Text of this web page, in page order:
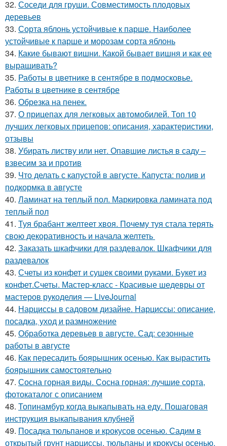
32. Соседи для груши. Совместимость плодовых
деревьев
33. Сорта яблонь устойчивые к парше. Наиболее
устойчивые к парше и морозам сорта яблонь
34. Какие бывают вишни. Какой бывает вишня и как ее
выращивать?
35. Работы в цветнике в сентябре в подмосковье.
Работы в цветнике в сентябре
36. Обрезка на пенек.
37. О прицепах для легковых автомобилей. Топ 10
лучших легковых прицепов: описания, характеристики,
отзывы
38. Убирать листву или нет. Опавшие листья в саду –
взвесим за и против
39. Что делать с капустой в августе. Капуста: полив и
подкормка в августе
40. Ламинат на теплый пол. Маркировка ламината под
теплый пол
41. Туя брабант желтеет хвоя. Почему туя стала терять
свою декоративность и начала желтеть
42. Заказать шкафчики для раздевалок. Шкафчики для
раздевалок
43. Счеты из конфет и сушек своими руками. Букет из
конфет.Счеты. Мастер-класс - Красивые шедевры от
мастеров рукоделия — LiveJournal
44. Нарциссы в садовом дизайне. Нарциссы: описание,
посадка, уход и размножение
45. Обработка деревьев в августе. Сад: сезонные
работы в августе
46. Как пересадить боярышник осенью. Как вырастить
боярышник самостоятельно
47. Сосна горная виды. Сосна горная: лучшие сорта,
фотокаталог с описанием
48. Топинамбур когда выкапывать на еду. Пошаговая
инструкция выкапывания клубней
49. Посадка тюльпанов и крокусов осенью. Садим в
открытый грунт нарциссы, тюльпаны и крокусы осенью.